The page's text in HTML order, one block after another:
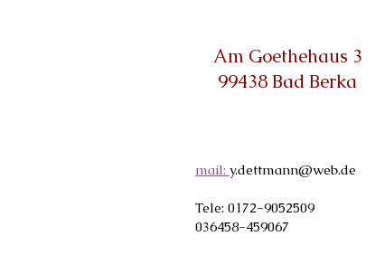
Am Goethehaus 3
99438 Bad Berka
mail: y.dettmann@web.de
Tele: 0172-9052509
036458-459067